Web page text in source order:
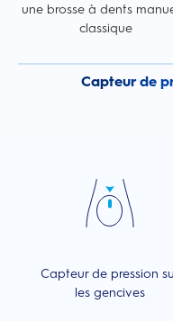
une brosse à dents
classique
Capteur de
Capteur de pression
les gencives